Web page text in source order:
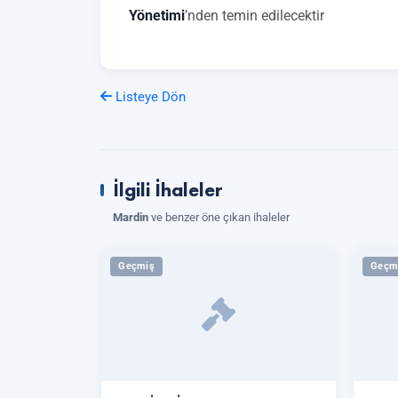
Yönetimi’nden temin edilecektir
Listeye Dön
İlgili İhaleler
Mardin ve benzer öne çıkan ihaleler
Geçmiş